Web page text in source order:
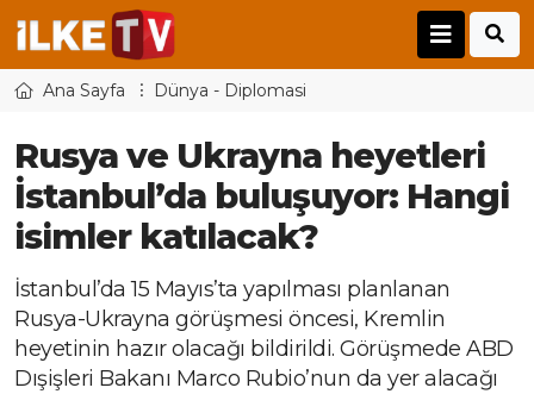
Ana Sayfa Dünya - Diplomasi
Rusya ve Ukrayna heyetleri
İstanbul’da buluşuyor: Hangi
isimler katılacak?
İstanbul’da 15 Mayıs’ta yapılması planlanan
Rusya-Ukrayna görüşmesi öncesi, Kremlin
heyetinin hazır olacağı bildirildi. Görüşmede ABD
Dışişleri Bakanı Marco Rubio’nun da yer alacağı